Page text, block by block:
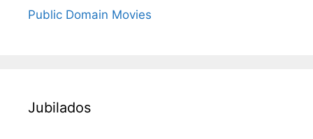
Public Domain Movies
Jubilados